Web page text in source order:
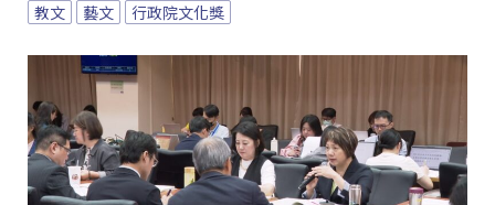
教文 藝文 行政院文化獎